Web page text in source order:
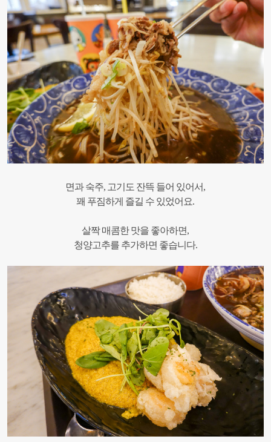
면과 숙주, 고기도 잔뜩 들어 있어서,
꽤 푸짐하게 즐길 수 있었어요.
살짝 매콤한 맛을 좋아하면,
청양고추를 추가하면 좋습니다.